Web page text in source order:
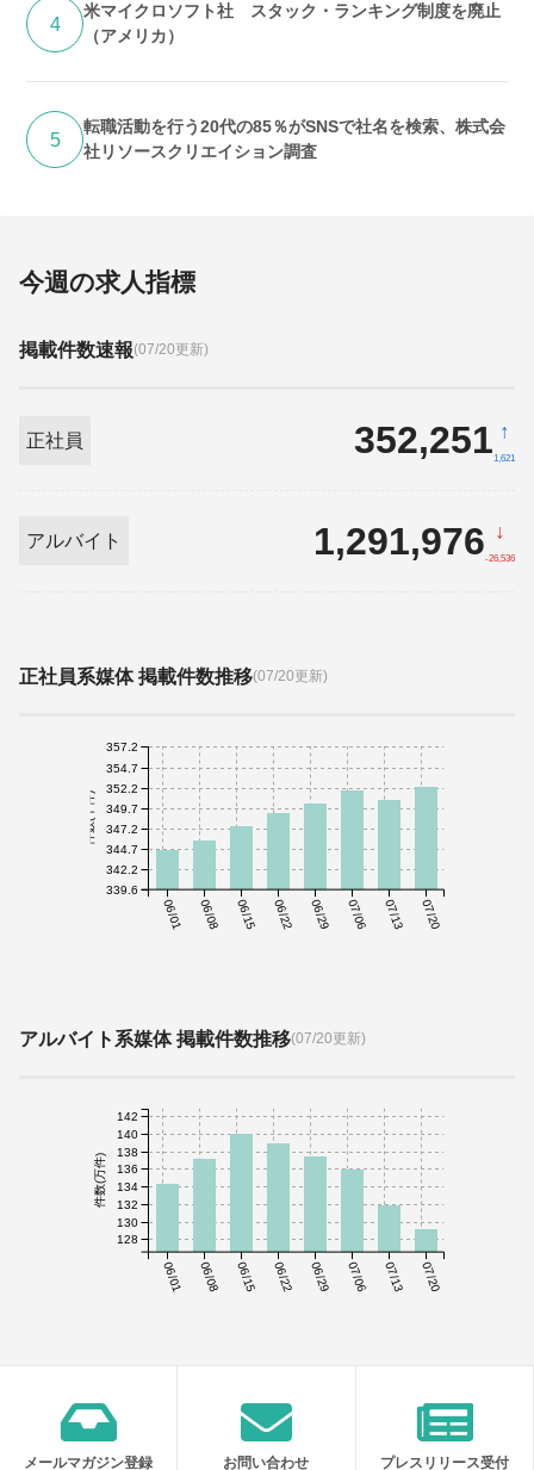
4
米マイクロソフト社 スタック・ランキング制度を廃止
（アメリカ）
5
転職活動を行う20代の85％がSNSで社名を検索、株式会
社リソースクリエイション調査
今週の求人指標
掲載件数速報(07/20更新)
正社員 352,251 ↑
1,621
アルバイト 1,291,976 ↓
-26,536
正社員系媒体 掲載件数推移(07/20更新)
06/01 06/08 06/15 06/22 06/29 07/06 07/13 07/20
件数(千件)
339.6
342.2
344.7
347.2
349.7
352.2
354.7
357.2
アルバイト系媒体 掲載件数推移(07/20更新)
06/01 06/08 06/15 06/22 06/29 07/06 07/13 07/20
件数(万件)
128
130
132
134
136
138
140
142
メールマガジン登録 お問い合わせ プレスリリース受付